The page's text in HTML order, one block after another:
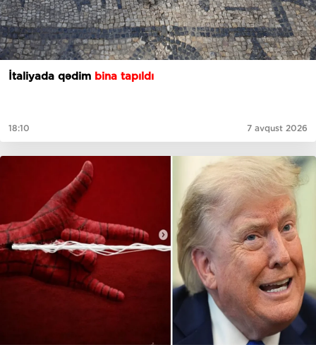
İtaliyada qədim bina tapıldı
18:10 7 avqust 2026